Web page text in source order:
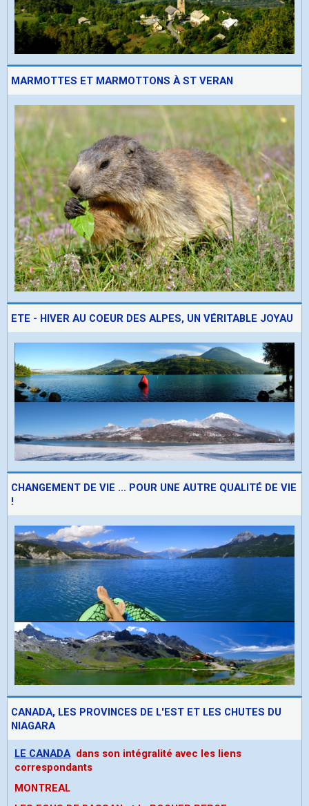
MARMOTTES ET MARMOTTONS À ST VERAN
ETE - HIVER AU COEUR DES ALPES, UN VÉRITABLE JOYAU
CHANGEMENT DE VIE ... POUR UNE AUTRE QUALITÉ DE VIE
!
CANADA, LES PROVINCES DE L'EST ET LES CHUTES DU
NIAGARA
LE CANADA dans son intégralité avec les liens
correspondants
MONTREAL